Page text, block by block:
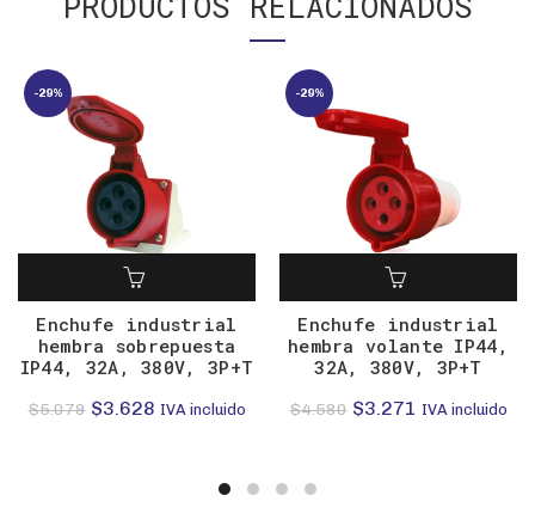
-29%
Enchufe industrial
hembra sobrepuesta
IP44, 32A, 380V, 3P+T
$5.079 El
$3.628ElIVA incluido
-29%
Enchufe industrial
hembra volante IP44,
32A, 380V, 3P+T
$4.580 El
$3.271 El
IVA incluido